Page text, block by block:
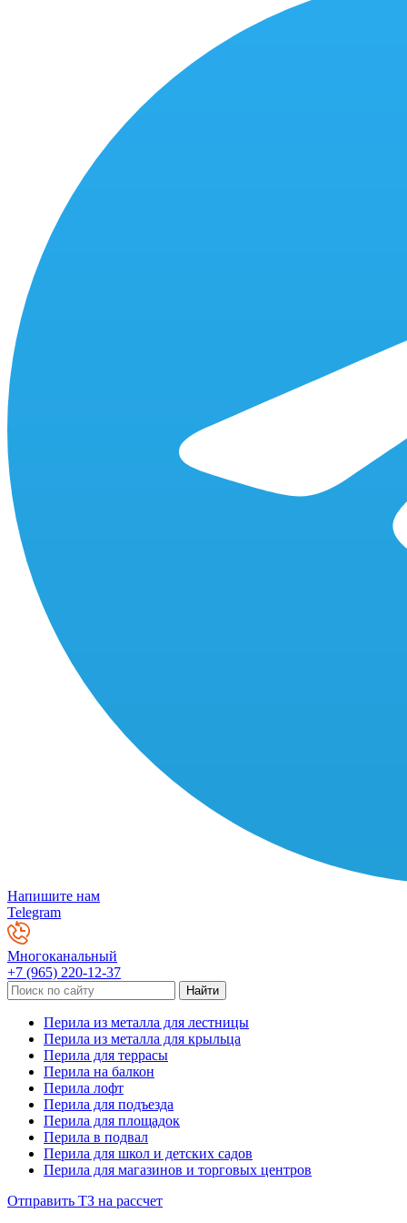
Напишите нам
Telegram
Многоканальный
+7 (965) 220-12-37
Перила из металла для лестницы
Перила из металла для крыльца
Перила для террасы
Перила на балкон
Перила лофт
Перила для подъезда
Перила для площадок
Перила в подвал
Перила для школ и детских садов
Перила для магазинов и торговых центров
Отправить ТЗ на рассчет